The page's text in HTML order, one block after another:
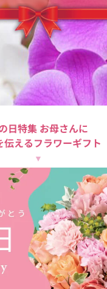
日特集 お母さんに
伝えるフラワーギフト
▼